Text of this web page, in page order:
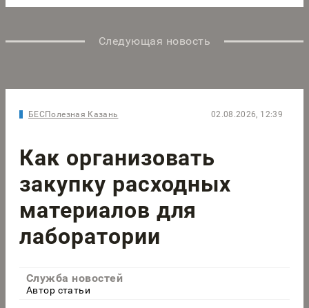
Следующая новость
БЕСПолезная Казань 02.08.2026, 12:39
Как организовать
закупку расходных
материалов для
лаборатории
Служба новостей
Автор статьи